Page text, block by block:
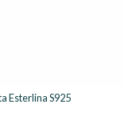
Esterlina S925